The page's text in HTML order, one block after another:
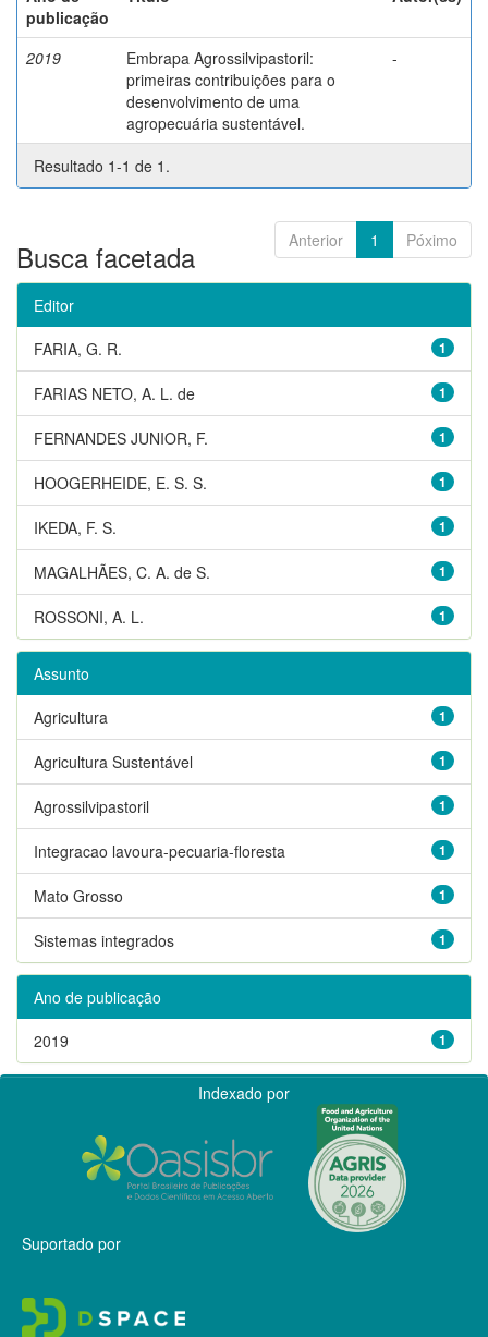
publicação
2019
Embrapa Agrossilvipastoril:
primeiras contribuições para o
desenvolvimento de uma
agropecuária sustentável.
-
Resultado 1-1 de 1.
Anterior 1 Póximo
Busca facetada
Editor
1
FARIA, G. R.
1
FARIAS NETO, A. L. de
1
FERNANDES JUNIOR, F.
1
HOOGERHEIDE, E. S. S.
1
IKEDA, F. S.
1
MAGALHÃES, C. A. de S.
1
ROSSONI, A. L.
Assunto
1
Agricultura
1
Agricultura Sustentável
1
Agrossilvipastoril
1
Integracao lavoura-pecuaria-floresta
1
Mato Grosso
1
Sistemas integrados
Ano de publicação
1
2019
Indexado por
Suportado por